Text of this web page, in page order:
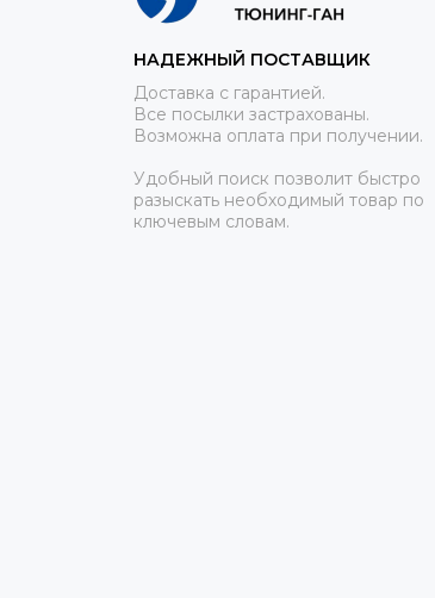
НАДЕЖНЫЙ ПОСТАВЩИК
Доставка с гарантией.
Все посылки застрахованы.
Возможна оплата при получении.
Удобный поиск позволит быстро
разыскать необходимый товар по
ключевым словам.